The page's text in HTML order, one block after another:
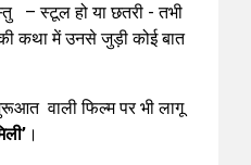
– स्टूल हो या छतरी - तभी
कथा में उनसे जुड़ी कोई बात
वाली फिल्म पर भी लागू
।